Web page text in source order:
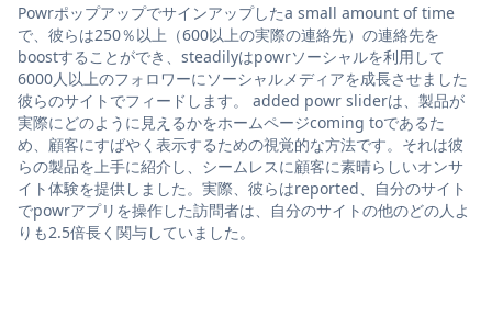
Powrポップアップでサインアップしたa small amount of time
で、彼らは250％以上（600以上の実際の連絡先）の連絡先を
boostすることができ、steadilyはpowrソーシャルを利用して
6000人以上のフォロワーにソーシャルメディアを成長させました
彼らのサイトでフィードします。 added powr sliderは、製品が
実際にどのように見えるかをホームページcoming toであるた
め、顧客にすばやく表示するための視覚的な方法です。それは彼
らの製品を上手に紹介し、シームレスに顧客に素晴らしいオンサ
イト体験を提供しました。実際、彼らはreported、自分のサイト
でpowrアプリを操作した訪問者は、自分のサイトの他のどの人よ
りも2.5倍長く関与していました。